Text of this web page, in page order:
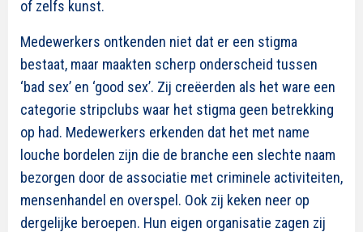
of zelfs kunst.
Medewerkers ontkenden niet dat er een stigma
bestaat, maar maakten scherp onderscheid tussen
‘bad sex’ en ‘good sex’. Zij creëerden als het ware een
categorie stripclubs waar het stigma geen betrekking
op had. Medewerkers erkenden dat het met name
louche bordelen zijn die de branche een slechte naam
bezorgen door de associatie met criminele activiteiten,
mensenhandel en overspel. Ook zij keken neer op
dergelijke beroepen. Hun eigen organisatie zagen zij